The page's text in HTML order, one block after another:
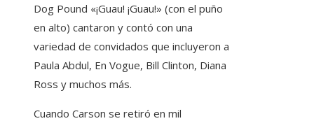
Dog Pound «¡Guau! ¡Guau!» (con el puño
en alto) cantaron y contó con una
variedad de convidados que incluyeron a
Paula Abdul, En Vogue, Bill Clinton, Diana
Ross y muchos más.
Cuando Carson se retiró en mil